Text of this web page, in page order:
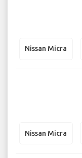
Nissan Micra
Nissan Micra